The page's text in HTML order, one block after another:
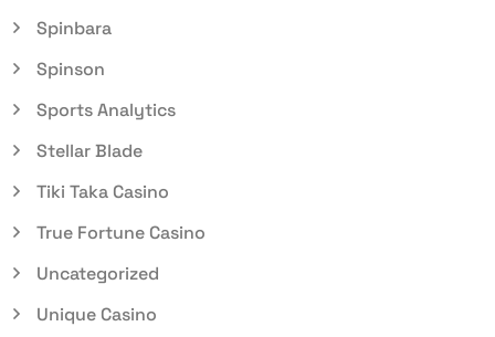
Spinbara
Spinson
Sports Analytics
Stellar Blade
Tiki Taka Casino
True Fortune Casino
Uncategorized
Unique Casino